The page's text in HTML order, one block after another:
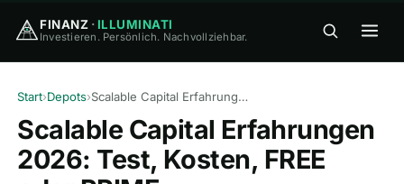
FINANZ · ILLUMINATI
Investieren. Persönlich. Nachvollziehbar.
FINANZ·ILLUMINATI
Start›Depots› Scalable Capital Erfahrungen 2026: Test, Kosten, FREE oder PRIME+
Scalable Capital Erfahrungen
2026: Test, Kosten, FREE